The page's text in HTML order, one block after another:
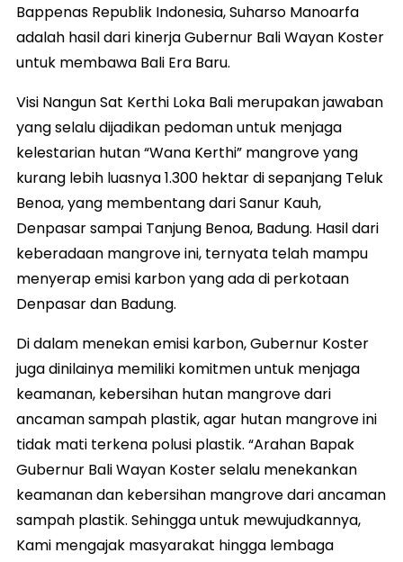
Bappenas Republik Indonesia, Suharso Manoarfa
adalah hasil dari kinerja Gubernur Bali Wayan Koster
untuk membawa Bali Era Baru.
Visi Nangun Sat Kerthi Loka Bali merupakan jawaban
yang selalu dijadikan pedoman untuk menjaga
kelestarian hutan “Wana Kerthi” mangrove yang
kurang lebih luasnya 1.300 hektar di sepanjang Teluk
Benoa, yang membentang dari Sanur Kauh,
Denpasar sampai Tanjung Benoa, Badung. Hasil dari
keberadaan mangrove ini, ternyata telah mampu
menyerap emisi karbon yang ada di perkotaan
Denpasar dan Badung.
Di dalam menekan emisi karbon, Gubernur Koster
juga dinilainya memiliki komitmen untuk menjaga
keamanan, kebersihan hutan mangrove dari
ancaman sampah plastik, agar hutan mangrove ini
tidak mati terkena polusi plastik. “Arahan Bapak
Gubernur Bali Wayan Koster selalu menekankan
keamanan dan kebersihan mangrove dari ancaman
sampah plastik. Sehingga untuk mewujudkannya,
Kami mengajak masyarakat hingga lembaga